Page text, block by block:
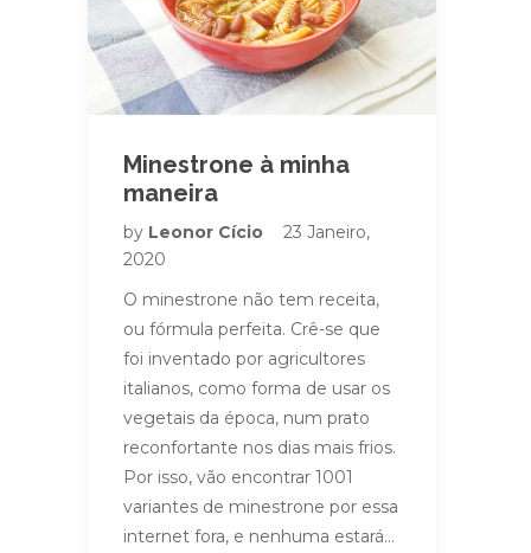
Minestrone à minha
maneira
by Leonor Cício
23 Janeiro,
2020
O minestrone não tem receita,
ou fórmula perfeita. Crê-se que
foi inventado por agricultores
italianos, como forma de usar os
vegetais da época, num prato
reconfortante nos dias mais frios.
Por isso, vão encontrar 1001
variantes de minestrone por essa
internet fora, e nenhuma estará…